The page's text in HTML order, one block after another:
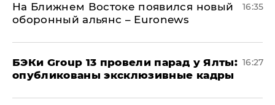
На Ближнем Востоке появился новый
оборонный альянс – Euronews
16:35
​БЭКи Group 13 провели парад у Ялты:
опубликованы эксклюзивные кадры
16:27